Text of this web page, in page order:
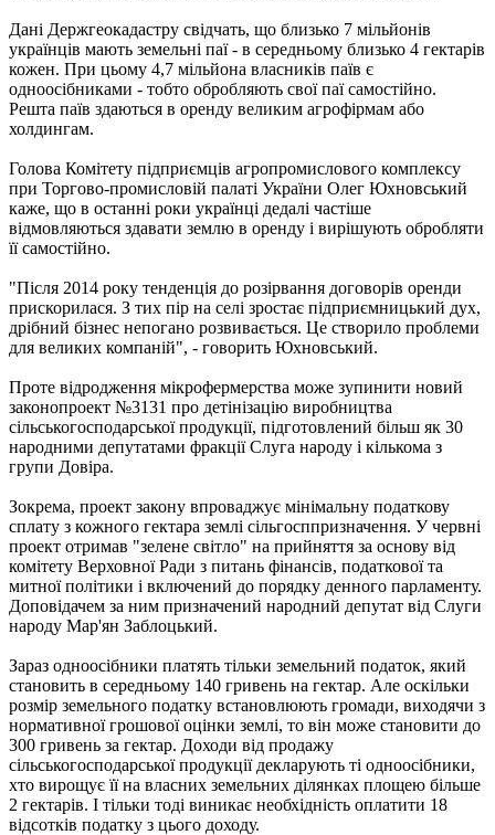
Дані Держгеокадастру свідчать, що близько 7 мільйонів
українців мають земельні паї - в середньому близько 4 гектарів
кожен. При цьому 4,7 мільйона власників паїв є
одноосібниками - тобто обробляють свої паї самостійно.
Решта паїв здаються в оренду великим агрофірмам або
холдингам.
Голова Комітету підприємців агропромислового комплексу
при Торгово-промисловій палаті України Олег Юхновський
каже, що в останні роки українці дедалі частіше
відмовляються здавати землю в оренду і вирішують обробляти
її самостійно.
"Після 2014 року тенденція до розірвання договорів оренди
прискорилася. З тих пір на селі зростає підприємницький дух,
дрібний бізнес непогано розвивається. Це створило проблеми
для великих компаній", - говорить Юхновський.
Проте відродження мікрофермерства може зупинити новий
законопроект №3131 про детінізацію виробництва
сільськогосподарської продукції, підготовлений більш як 30
народними депутатами фракції Слуга народу і кількома з
групи Довіра.
Зокрема, проект закону впроваджує мінімальну податкову
сплату з кожного гектара землі сільгосппризначення. У червні
проект отримав "зелене світло" на прийняття за основу від
комітету Верховної Ради з питань фінансів, податкової та
митної політики і включений до порядку денного парламенту.
Доповідачем за ним призначений народний депутат від Слуги
народу Мар'ян Заблоцький.
Зараз одноосібники платять тільки земельний податок, який
становить в середньому 140 гривень на гектар. Але оскільки
розмір земельного податку встановлюють громади, виходячи з
нормативної грошової оцінки землі, то він може становити до
300 гривень за гектар. Доходи від продажу
сільськогосподарської продукції декларують ті одноосібники,
хто вирощує її на власних земельних ділянках площею більше
2 гектарів. І тільки тоді виникає необхідність оплатити 18
відсотків податку з цього доходу.